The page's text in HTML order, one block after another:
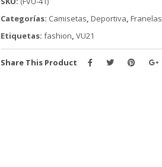
cantidad
Categorías: Camisetas, Deportiva, Franelas
Etiquetas: fashion, VU21
Share This Product